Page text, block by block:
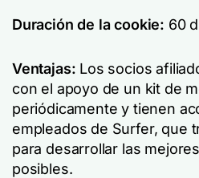
Duración de la cookie: 60
Ventajas: Los socios
con el apoyo de un kit de
periódicamente y tienen
empleados de Surfer, que
para desarrollar las
posibles.